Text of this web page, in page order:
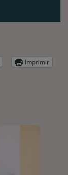
Imprimir